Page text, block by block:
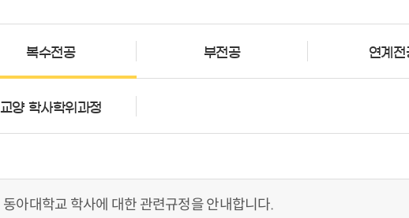
복수전공 부전공 연계전
교양 학사학위과정
동아대학교 학사에 대한 관련규정을 안내합니다.